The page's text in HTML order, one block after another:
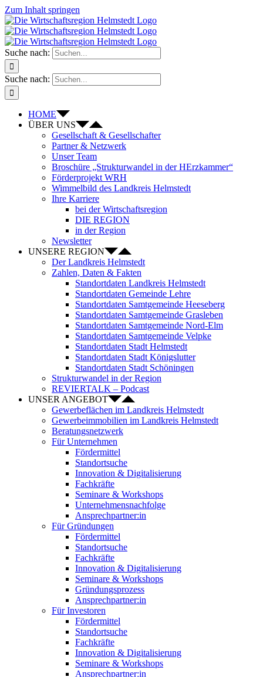
Zum Inhalt springen
Suche nach:
Suche nach:
HOME
ÜBER UNS
Gesellschaft & Gesellschafter
Partner & Netzwerk
Unser Team
Broschüre „Strukturwandel in der HErzkammer“
Förderprojekt WRH
Wimmelbild des Landkreis Helmstedt
Ihre Karriere
bei der Wirtschaftsregion
DIE REGION
in der Region
Newsletter
UNSERE REGION
Der Landkreis Helmstedt
Zahlen, Daten & Fakten
Standortdaten Landkreis Helmstedt
Standortdaten Gemeinde Lehre
Standortdaten Samtgemeinde Heeseberg
Standortdaten Samtgemeinde Grasleben
Standortdaten Samtgemeinde Nord-Elm
Standortdaten Samtgemeinde Velpke
Standortdaten Stadt Helmstedt
Standortdaten Stadt Königslutter
Standortdaten Stadt Schöningen
Strukturwandel in der Region
REVIERTALK – Podcast
UNSER ANGEBOT
Gewerbeflächen im Landkreis Helmstedt
Gewerbeimmobilien im Landkreis Helmstedt
Beratungsnetzwerk
Für Unternehmen
Fördermittel
Standortsuche
Innovation & Digitalisierung
Fachkräfte
Seminare & Workshops
Unternehmensnachfolge
Ansprechpartner:in
Für Gründungen
Fördermittel
Standortsuche
Fachkräfte
Innovation & Digitalisierung
Seminare & Workshops
Gründungsprozess
Ansprechpartner:in
Für Investoren
Fördermittel
Standortsuche
Fachkräfte
Innovation & Digitalisierung
Seminare & Workshops
Ansprechpartner:in